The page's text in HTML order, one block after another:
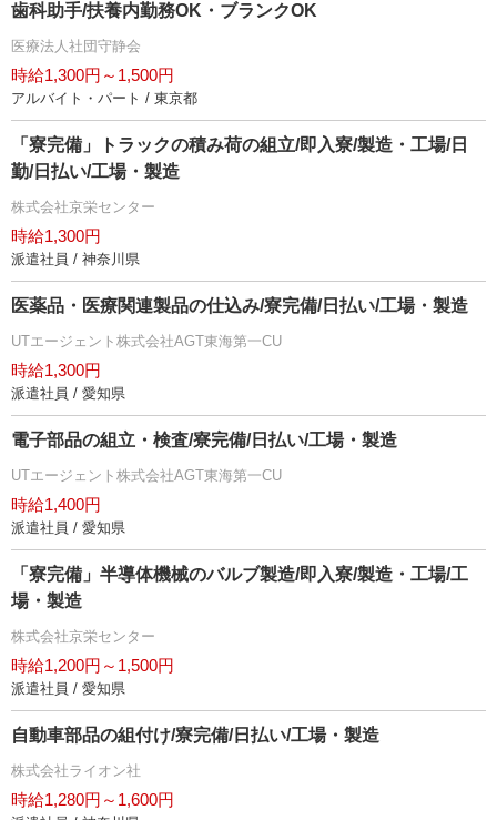
歯科助手/扶養内勤務OK・ブランクOK
医療法人社団守静会
時給1,300円～1,500円
アルバイト・パート / 東京都
「寮完備」トラックの積み荷の組立/即入寮/製造・工場/日
勤/日払い/工場・製造
株式会社京栄センター
時給1,300円
派遣社員 / 神奈川県
医薬品・医療関連製品の仕込み/寮完備/日払い/工場・製造
UTエージェント株式会社AGT東海第一CU
時給1,300円
派遣社員 / 愛知県
電子部品の組立・検査/寮完備/日払い/工場・製造
UTエージェント株式会社AGT東海第一CU
時給1,400円
派遣社員 / 愛知県
「寮完備」半導体機械のバルブ製造/即入寮/製造・工場/工
場・製造
株式会社京栄センター
時給1,200円～1,500円
派遣社員 / 愛知県
自動車部品の組付け/寮完備/日払い/工場・製造
株式会社ライオン社
時給1,280円～1,600円